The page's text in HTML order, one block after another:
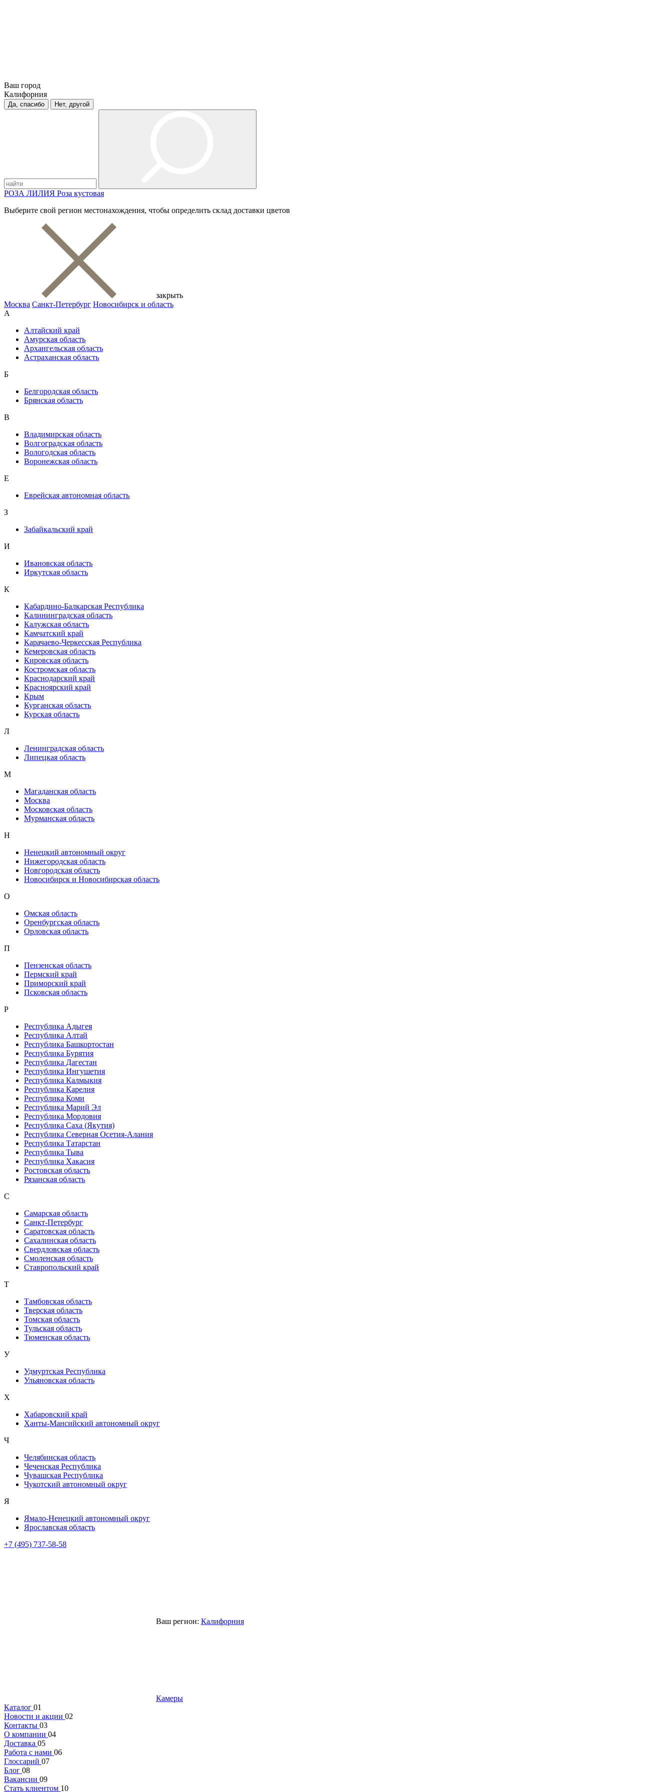
Ваш город
Калифорния
Да, спасибо Нет, другой
РОЗА ЛИЛИЯ Роза кустовая
Выберите свой регион местонахождения, чтобы определить склад доставки цветов
закрыть
Москва Санкт-Петербург Новосибирск и область
А
Алтайский край
Амурская область
Архангельская область
Астраханская область
Б
Белгородская область
Брянская область
В
Владимирская область
Волгоградская область
Вологодская область
Воронежская область
Е
Еврейская автономная область
З
Забайкальский край
И
Ивановская область
Иркутская область
К
Кабардино-Балкарская Республика
Калининградская область
Калужская область
Камчатский край
Карачаево-Черкесская Республика
Кемеровская область
Кировская область
Костромская область
Краснодарский край
Красноярский край
Крым
Курганская область
Курская область
Л
Ленинградская область
Липецкая область
М
Магаданская область
Москва
Московская область
Мурманская область
Н
Ненецкий автономный округ
Нижегородская область
Новгородская область
Новосибирск и Новосибирская область
О
Омская область
Оренбургская область
Орловская область
П
Пензенская область
Пермский край
Приморский край
Псковская область
Р
Республика Адыгея
Республика Алтай
Республика Башкортостан
Республика Бурятия
Республика Дагестан
Республика Ингушетия
Республика Калмыкия
Республика Карелия
Республика Коми
Республика Марий Эл
Республика Мордовия
Республика Саха (Якутия)
Республика Северная Осетия-Алания
Республика Татарстан
Республика Тыва
Республика Хакасия
Ростовская область
Рязанская область
С
Самарская область
Санкт-Петербург
Саратовская область
Сахалинская область
Свердловская область
Смоленская область
Ставропольский край
Т
Тамбовская область
Тверская область
Томская область
Тульская область
Тюменская область
У
Удмуртская Республика
Ульяновская область
Х
Хабаровский край
Ханты-Мансийский автономный округ
Ч
Челябинская область
Чеченская Республика
Чувашская Республика
Чукотский автономный округ
Я
Ямало-Ненецкий автономный округ
Ярославская область
+7 (495) 737-58-58
Ваш регион: Калифорния
Камеры
Каталог 01
Новости и акции 02
Контакты 03
О компании 04
Доставка 05
Работа с нами 06
Глоссарий 07
Блог 08
Вакансии 09
Стать клиентом 10